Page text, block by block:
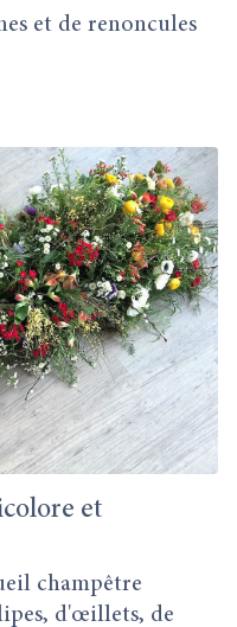
et de renoncules
et
champêtre
d'œillets, de